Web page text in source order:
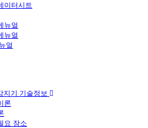
이터시트
뉴얼
뉴얼
얼
지기 기술정보
론
요 장소